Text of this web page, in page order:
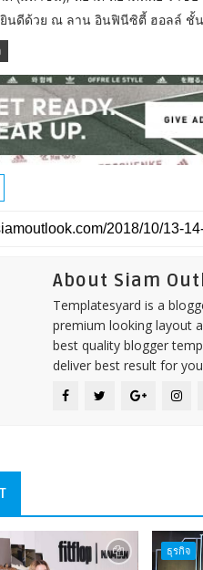
นดีด้วย ณ ลาน อินฟินีซิตี้ ฮอลล์ ชั้
About Siam
Templatesyard is a
premium looking layout
best quality blogger
deliver best result for
ธุรกิจ